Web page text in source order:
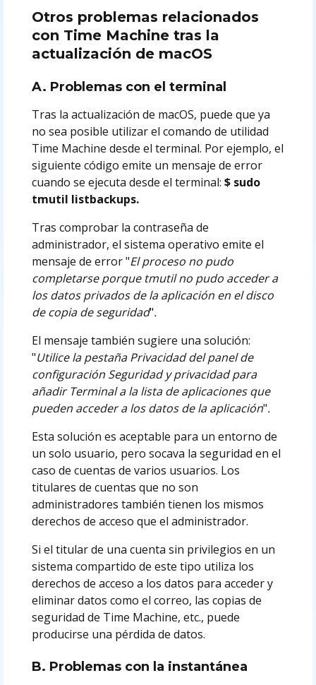
Otros problemas relacionados
con Time Machine tras la
actualización de macOS
A. Problemas con el terminal
Tras la actualización de macOS, puede que ya
no sea posible utilizar el comando de utilidad
Time Machine desde el terminal. Por ejemplo, el
siguiente código emite un mensaje de error
cuando se ejecuta desde el terminal: $ sudo
tmutil listbackups.
Tras comprobar la contraseña de
administrador, el sistema operativo emite el
mensaje de error "El proceso no pudo
completarse porque tmutil no pudo acceder a
los datos privados de la aplicación en el disco
de copia de seguridad".
El mensaje también sugiere una solución:
"Utilice la pestaña Privacidad del panel de
configuración Seguridad y privacidad para
añadir Terminal a la lista de aplicaciones que
pueden acceder a los datos de la aplicación".
Esta solución es aceptable para un entorno de
un solo usuario, pero socava la seguridad en el
caso de cuentas de varios usuarios. Los
titulares de cuentas que no son
administradores también tienen los mismos
derechos de acceso que el administrador.
Si el titular de una cuenta sin privilegios en un
sistema compartido de este tipo utiliza los
derechos de acceso a los datos para acceder y
eliminar datos como el correo, las copias de
seguridad de Time Machine, etc., puede
producirse una pérdida de datos.
B. Problemas con la instantánea